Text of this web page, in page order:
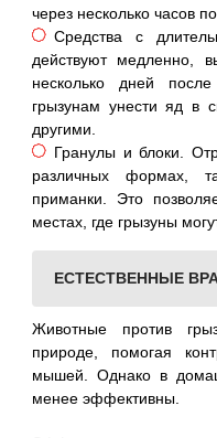
через несколько часов
Средства с
действуют медленно,
несколько дней
грызунам унести яд в
другими.
Гранулы и блоки.
различных формах,
приманки. Это
местах, где грызуны
ЕСТЕСТВЕННЫЕ
Животные против
природе, помогая
мышей. Однако в
менее эффективны.